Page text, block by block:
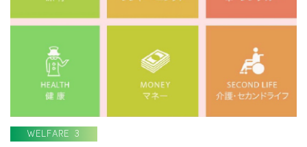
WELFARE 3